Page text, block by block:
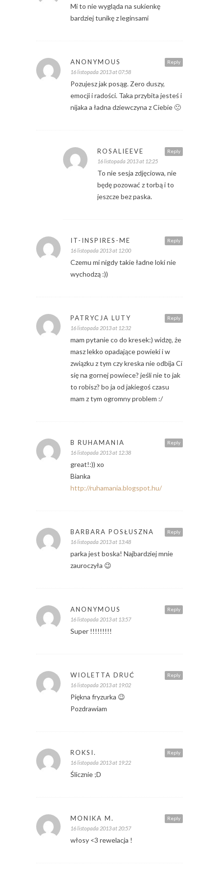
Mi to nie wygląda na sukienkę
bardziej tunikę z leginsami
Reply
ANONYMOUS
16 listopada 2013 at 07:58
Pozujesz jak posąg. Zero duszy,
emocji i radości. Taka przybita jesteś i
nijaka a ładna dziewczyna z Ciebie 🙁
Reply
ROSALIEEVE
16 listopada 2013 at 12:25
To nie sesja zdjęciowa, nie
będę pozować z torbą i to
jeszcze bez paska.
Reply
IT-INSPIRES-ME
16 listopada 2013 at 12:00
Czemu mi nigdy takie ładne loki nie
wychodzą :))
Reply
PATRYCJA LUTY
16 listopada 2013 at 12:32
mam pytanie co do kresek:) widzę, że
masz lekko opadające powieki i w
związku z tym czy kreska nie odbija Ci
się na gornej powiece? jeśli nie to jak
to robisz? bo ja od jakiegoś czasu
mam z tym ogromny problem :/
Reply
B RUHAMANIA
16 listopada 2013 at 12:38
great!:)) xo
Bianka
http://ruhamania.blogspot.hu/
Reply
BARBARA POSŁUSZNA
16 listopada 2013 at 13:48
parka jest boska! Najbardziej mnie
zauroczyła 😉
Reply
ANONYMOUS
16 listopada 2013 at 13:57
Super !!!!!!!!!
Reply
WIOLETTA DRUĆ
16 listopada 2013 at 19:02
Piękna fryzurka 😉
Pozdrawiam
Reply
ROKSI.
16 listopada 2013 at 19:22
Ślicznie ;D
Reply
MONIKA M.
16 listopada 2013 at 20:57
włosy <3 rewelacja !